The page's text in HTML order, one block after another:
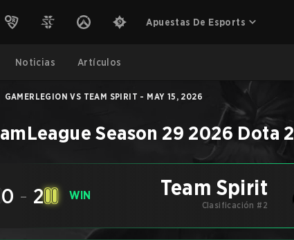
Apuestas De Esports
Noticias Artículos
GAMERLEGION VS TEAM SPIRIT - MAY 15, 2026
Season 29 2026 Dota 2
0 - 2 WIN Team Spirit
Clasificación #2